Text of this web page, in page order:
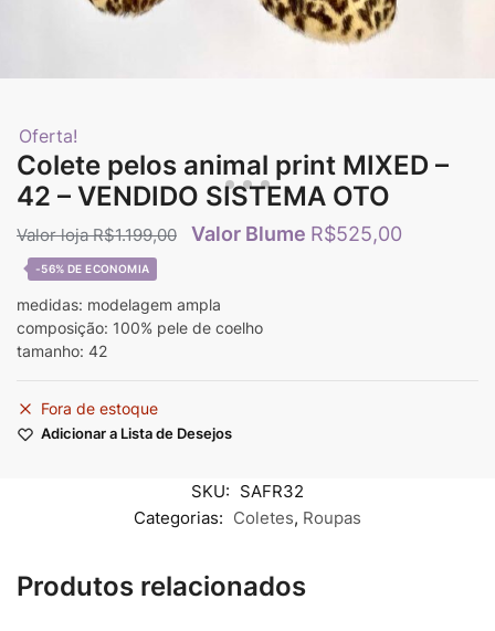
Oferta!
Colete pelos animal print MIXED –
42 – VENDIDO SISTEMA OTO
R$1.199,00 R$525,00
-56%
medidas: modelagem ampla
composição: 100% pele de coelho
tamanho: 42
Fora de estoque
Adicionar a Lista de Desejos
SKU: SAFR32
Categorias: Coletes, Roupas
Produtos relacionados